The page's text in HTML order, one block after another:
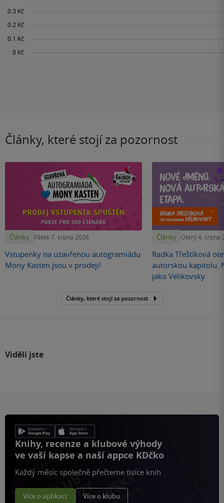
Články, které stojí za pozornost
Články Pátek 7. srpna 2026
Vstupenky na uzavřenou autogramiádu
Mony Kasten jsou v prodeji!
Články Úterý 4. srpna
Radka Třeštíková
autorskou kapitolu.
jako Velikovsky
Články, které stojí za pozornost
Viděli jste
Knihy, recenze a klubové výhody
ve vaší kapse a naší appce KDčko
Každý měsíc společně přečteme tisíce knih
Více o aplikaci Více o klubu